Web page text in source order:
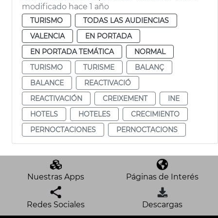
modificado hace 1 año
TURISMO
TODAS LAS AUDIENCIAS
VALENCIA
EN PORTADA
EN PORTADA TEMÁTICA
NORMAL
TURISMO
TURISME
BALANÇ
BALANCE
REACTIVACIÓ
REACTIVACIÓN
CREIXEMENT
INE
HOTELS
HOTELES
CRECIMIENTO
PERNOCTACIONES
PERNOCTACIONS
Nuestras Apps Páginas de Interés
Redes Sociales Descargas